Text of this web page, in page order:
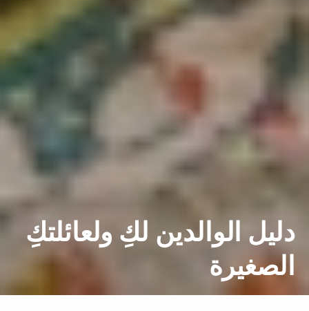
دليل الوالدين لكِ ولعائلتكِ
الصغيرة